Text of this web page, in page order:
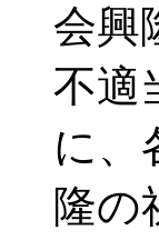
会興
不適
に、
隆の